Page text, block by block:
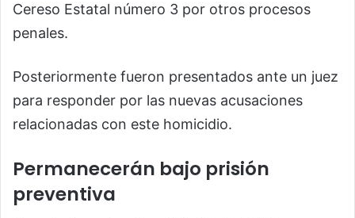
Cereso Estatal número 3 por otros procesos
penales.
Posteriormente fueron presentados ante un juez
para responder por las nuevas acusaciones
relacionadas con este homicidio.
Permanecerán bajo prisión
preventiva